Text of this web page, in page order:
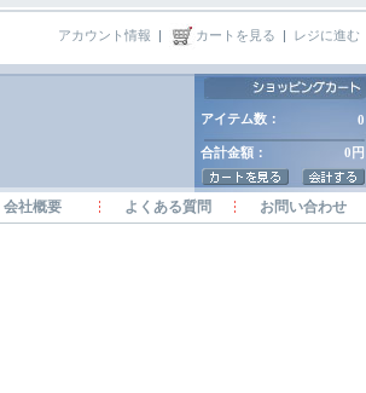
アカウント情報 | カートを見る | レジに進む
アイテム数： 0
合計金額： 0円
会社概要 よくある質問 お問い合わせ